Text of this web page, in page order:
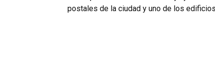
postales de la ciudad y uno de los